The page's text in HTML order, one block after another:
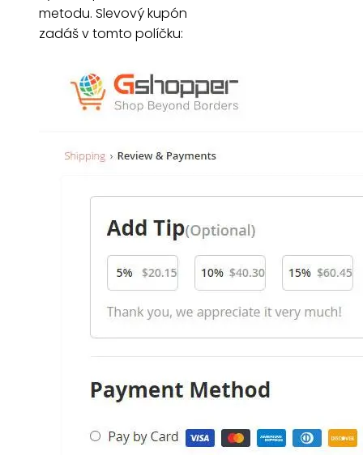
metodu. Slevový kupón
zadáš v tomto políčku: